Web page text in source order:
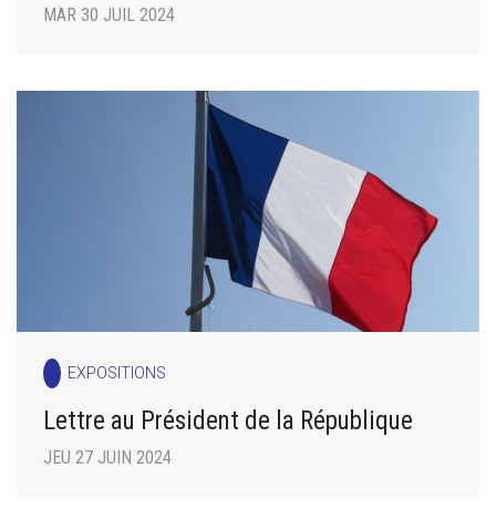
MAR 30 JUIL 2024
EXPOSITIONS
Lettre au Président de la République
JEU 27 JUIN 2024